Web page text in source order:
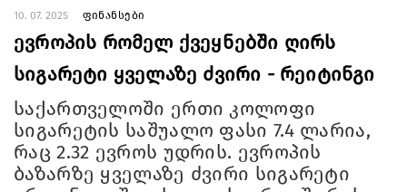
10. 07. 2025 ფინანსები
ევროპის რომელ ქვეყნებში ღირს
სიგარეტი ყველაზე ძვირი - რეიტინგი
საქართველოში ერთი კოლოფი
სიგარეტის საშუალო ფასი 7.4 ლარია,
რაც 2.32 ევროს უდრის. ევროპის
ბაზარზე ყველაზე ძვირი სიგარეტი